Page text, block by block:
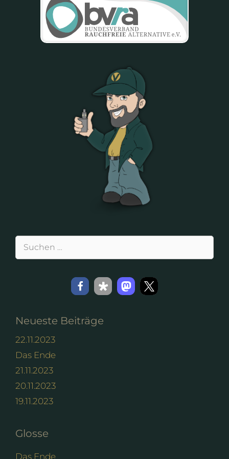
Suchen
Neueste Beiträge
22.11.2023
Das Ende
21.11.2023
20.11.2023
19.11.2023
Glosse
Das Ende